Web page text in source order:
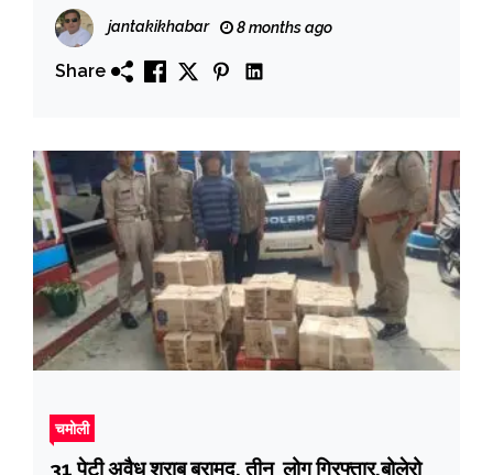
jantakikhabar 8 months ago
Share
चमोली
31 पेटी अवैध शराब बरामद, तीन लोग गिरफ्तार,बोलेरो